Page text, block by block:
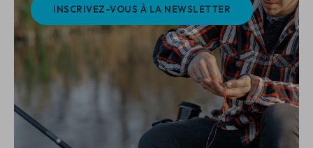
INSCRIVEZ-VOUS À LA NEWSLETTER